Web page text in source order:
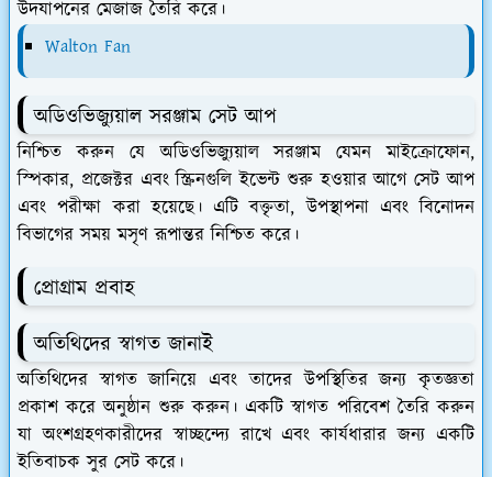
উদযাপনের মেজাজ তৈরি করে।
Walton Fan
অডিওভিজ্যুয়াল সরঞ্জাম সেট আপ
নিশ্চিত করুন যে অডিওভিজ্যুয়াল সরঞ্জাম যেমন মাইক্রোফোন,
স্পিকার, প্রজেক্টর এবং স্ক্রিনগুলি ইভেন্ট শুরু হওয়ার আগে সেট আপ
এবং পরীক্ষা করা হয়েছে। এটি বক্তৃতা, উপস্থাপনা এবং বিনোদন
বিভাগের সময় মসৃণ রূপান্তর নিশ্চিত করে।
প্রোগ্রাম প্রবাহ
অতিথিদের স্বাগত জানাই
অতিথিদের স্বাগত জানিয়ে এবং তাদের উপস্থিতির জন্য কৃতজ্ঞতা
প্রকাশ করে অনুষ্ঠান শুরু করুন। একটি স্বাগত পরিবেশ তৈরি করুন
যা অংশগ্রহণকারীদের স্বাচ্ছন্দ্যে রাখে এবং কার্যধারার জন্য একটি
ইতিবাচক সুর সেট করে।